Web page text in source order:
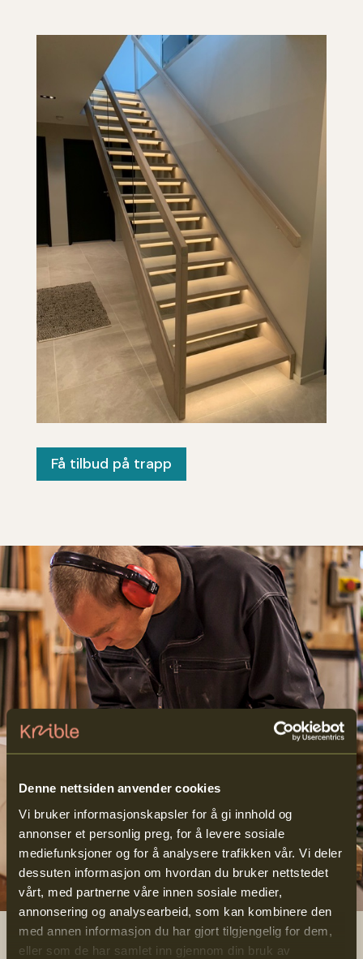
Denne nettsiden anvender cookies
Vi bruker informasjonskapsler for å gi innhold og
annonser et personlig preg, for å levere sosiale
mediefunksjoner og for å analysere trafikken vår. Vi deler
dessuten informasjon om hvordan du bruker nettstedet
vårt, med partnerne våre innen sosiale medier,
annonsering og analysearbeid, som kan kombinere den
med annen informasjon du har gjort tilgjengelig for dem,
eller som de har samlet inn gjennom din bruk av
Få tilbud på trapp